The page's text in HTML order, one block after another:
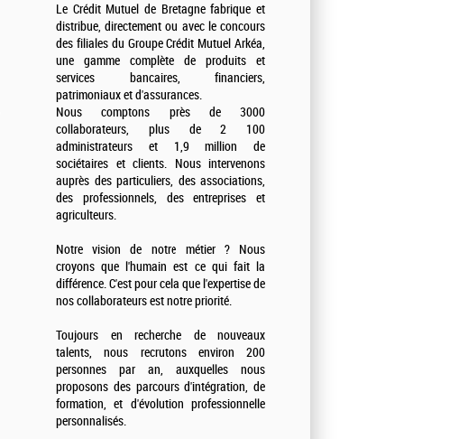
Le Crédit Mutuel de Bretagne fabrique et
distribue, directement ou avec le concours
des filiales du Groupe Crédit Mutuel Arkéa,
une gamme complète de produits et
services bancaires, financiers,
patrimoniaux et d'assurances.
Nous comptons près de 3000
collaborateurs, plus de 2 100
administrateurs et 1,9 million de
sociétaires et clients. Nous intervenons
auprès des particuliers, des associations,
des professionnels, des entreprises et
agriculteurs.
Notre vision de notre métier ? Nous
croyons que l'humain est ce qui fait la
différence. C'est pour cela que l'expertise de
nos collaborateurs est notre priorité.
Toujours en recherche de nouveaux
talents, nous recrutons environ 200
personnes par an, auxquelles nous
proposons des parcours d'intégration, de
formation, et d'évolution professionnelle
personnalisés.